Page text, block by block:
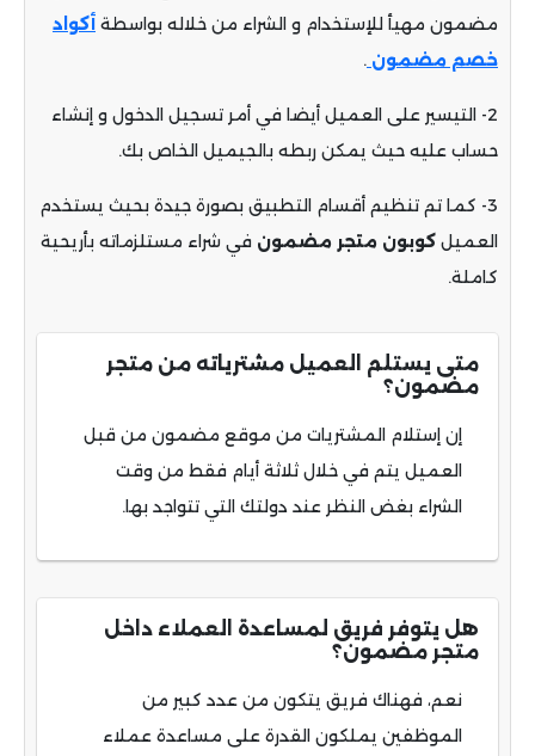
مضمون مهيأ للإستخدام و الشراء من خلاله بواسطة أكواد
خصم مضمون .
2- التيسير على العميل أيضا في أمر تسجيل الدخول و إنشاء
حساب عليه حيث يمكن ربطه بالجيميل الخاص بك.
3- كما تم تنظيم أقسام التطبيق بصورة جيدة بحيث يستخدم
العميل كوبون متجر مضمون في شراء مستلزماته بأريحية
كاملة.
متى يستلم العميل مشترياته من متجر
مضمون؟
إن إستلام المشتريات من موقع مضمون من قبل
العميل يتم في خلال ثلاثة أيام فقط من وقت
الشراء بغض النظر عند دولتك التي تتواجد بها.
هل يتوفر فريق لمساعدة العملاء داخل
متجر مضمون؟
نعم، فهناك فريق يتكون من عدد كبير من
الموظفين يملكون القدرة على مساعدة عملاء